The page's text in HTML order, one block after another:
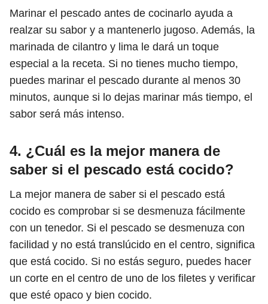
Marinar el pescado antes de cocinarlo ayuda a
realzar su sabor y a mantenerlo jugoso. Además, la
marinada de cilantro y lima le dará un toque
especial a la receta. Si no tienes mucho tiempo,
puedes marinar el pescado durante al menos 30
minutos, aunque si lo dejas marinar más tiempo, el
sabor será más intenso.
4. ¿Cuál es la mejor manera de
saber si el pescado está cocido?
La mejor manera de saber si el pescado está
cocido es comprobar si se desmenuza fácilmente
con un tenedor. Si el pescado se desmenuza con
facilidad y no está translúcido en el centro, significa
que está cocido. Si no estás seguro, puedes hacer
un corte en el centro de uno de los filetes y verificar
que esté opaco y bien cocido.